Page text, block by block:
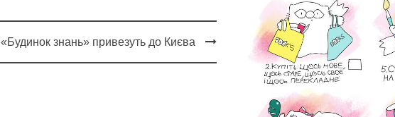
«Будинок знань» привезуть до Києва